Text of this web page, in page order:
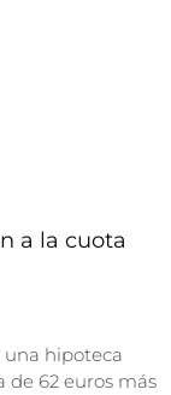
a la cuota
hipoteca
de 62 euros más